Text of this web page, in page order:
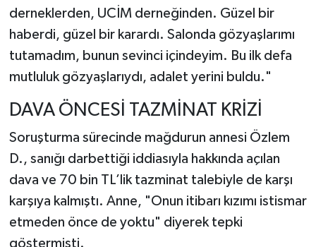
derneklerden, UCİM derneğinden. Güzel bir
haberdi, güzel bir karardı. Salonda gözyaşlarımı
tutamadım, bunun sevinci içindeyim. Bu ilk defa
mutluluk gözyaşlarıydı, adalet yerini buldu."
DAVA ÖNCESİ TAZMİNAT KRİZİ
Soruşturma sürecinde mağdurun annesi Özlem
D., sanığı darbettiği iddiasıyla hakkında açılan
dava ve 70 bin TL’lik tazminat talebiyle de karşı
karşıya kalmıştı. Anne, "Onun itibarı kızımı istismar
etmeden önce de yoktu" diyerek tepki
göstermişti.